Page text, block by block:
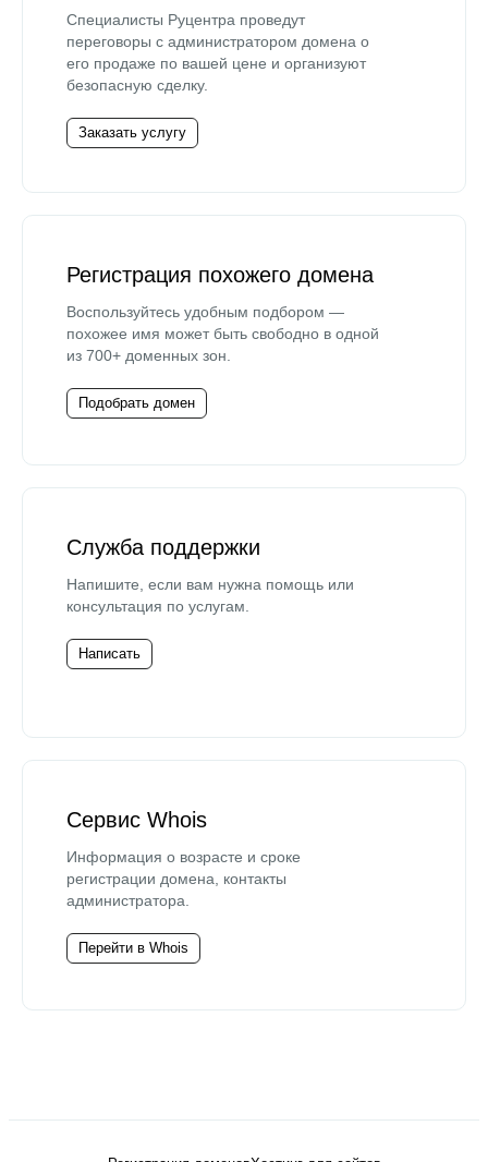
Специалисты Руцентра проведут
переговоры с администратором домена о
его продаже по вашей цене и организуют
безопасную сделку.
Заказать услугу
Регистрация похожего домена
Воспользуйтесь удобным подбором —
похожее имя может быть свободно в одной
из 700+ доменных зон.
Подобрать домен
Служба поддержки
Напишите, если вам нужна помощь или
консультация по услугам.
Написать
Сервис Whois
Информация о возрасте и сроке
регистрации домена, контакты
администратора.
Перейти в Whois